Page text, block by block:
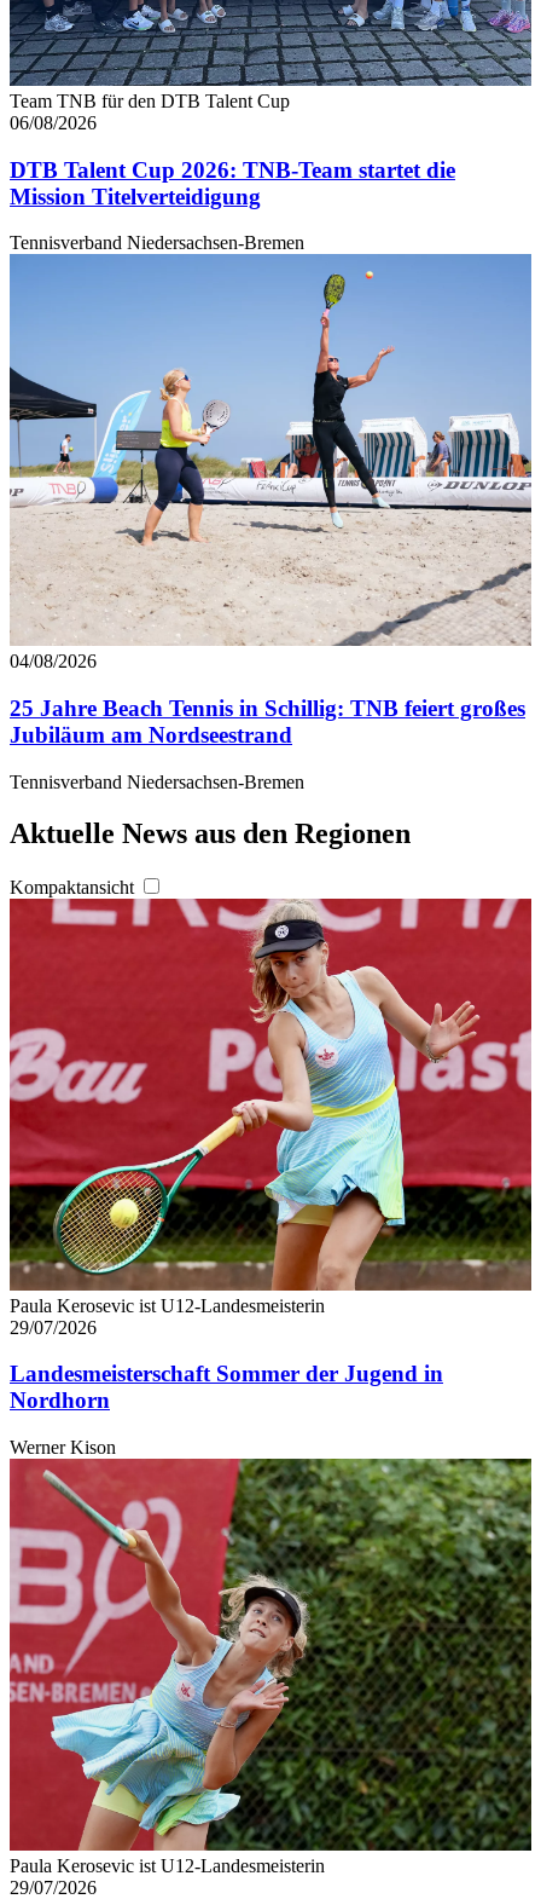
Team TNB für den DTB Talent Cup
06/08/2026
DTB Talent Cup 2026: TNB-Team startet die
Mission Titelverteidigung
Tennisverband Niedersachsen-Bremen
04/08/2026
25 Jahre Beach Tennis in Schillig: TNB feiert großes
Jubiläum am Nordseestrand
Tennisverband Niedersachsen-Bremen
Aktuelle News aus den Regionen
Kompaktansicht
Paula Kerosevic ist U12-Landesmeisterin
29/07/2026
Landesmeisterschaft Sommer der Jugend in
Nordhorn
Werner Kison
Paula Kerosevic ist U12-Landesmeisterin
29/07/2026